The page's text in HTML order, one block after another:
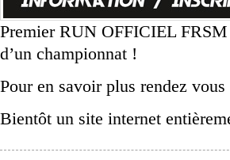
Premier RUN OFFICIEL FRSM
d’un championnat !
Pour en savoir plus rendez
Bientôt un site internet